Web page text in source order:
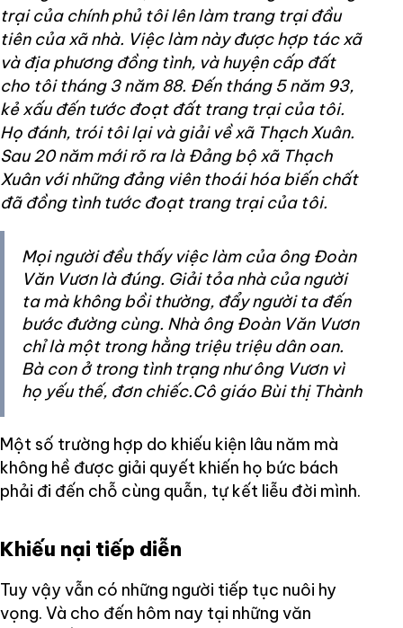
trại của chính phủ tôi lên làm trang trại đầu
tiên của xã nhà. Việc làm này được hợp tác xã
và địa phương đồng tình, và huyện cấp đất
cho tôi tháng 3 năm 88. Đến tháng 5 năm 93,
kẻ xấu đến tước đoạt đất trang trại của tôi.
Họ đánh, trói tôi lại và giải về xã Thạch Xuân.
Sau 20 năm mới rõ ra là Đảng bộ xã Thạch
Xuân với những đảng viên thoái hóa biến chất
đã đồng tình tước đoạt trang trại của tôi.
Mọi người đều thấy việc làm của ông Đoàn
Văn Vươn là đúng. Giải tỏa nhà của người
ta mà không bồi thường, đẩy người ta đến
bước đường cùng. Nhà ông Đoàn Văn Vươn
chỉ là một trong hằng triệu triệu dân oan.
Bà con ở trong tình trạng như ông Vươn vì
họ yếu thế, đơn chiếc.Cô giáo Bùi thị Thành
Một số trường hợp do khiếu kiện lâu năm mà
không hề được giải quyết khiến họ bức bách
phải đi đến chỗ cùng quẫn, tự kết liễu đời mình.
Khiếu nại tiếp diễn
Tuy vậy vẫn có những người tiếp tục nuôi hy
vọng. Và cho đến hôm nay tại những văn